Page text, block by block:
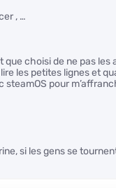
, …
que choisi de ne pas
les petites lignes et
steamOS pour
si les gens se